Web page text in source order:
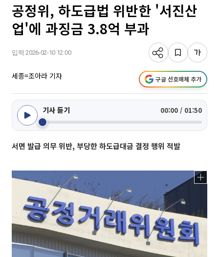
공정위, 하도급법 위반한 '서진산
업'에 과징금 3.8억 부과
입력 2026-02-10 12:00
세종=조아라 기자 구글 선호매체 추가
기사 듣기 00:00 / 01:50
서면 발급 의무 위반, 부당한 하도급대금 결정 행위 적발